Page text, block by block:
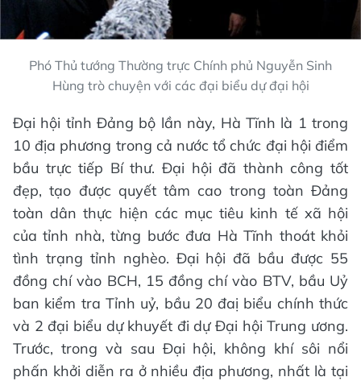
Phó Thủ tướng Thường trực Chính phủ Nguyễn Sinh
Hùng trò chuyện với các đại biểu dự đại hội
Đại hội tỉnh Đảng bộ lần này, Hà Tĩnh là 1 trong
10 địa phương trong cả nước tổ chức đại hội điểm
bầu trực tiếp Bí thư. Đại hội đã thành công tốt
đẹp, tạo được quyết tâm cao trong toàn Đảng
toàn dân thực hiện các mục tiêu kinh tế xã hội
của tỉnh nhà, từng bước đưa Hà Tĩnh thoát khỏi
tình trạng tỉnh nghèo. Đại hội đã bầu được 55
đồng chí vào BCH, 15 đồng chí vào BTV, bầu Uỷ
ban kiểm tra Tỉnh uỷ, bầu 20 đaị biểu chính thức
và 2 đại biểu dự khuyết đi dự Đại hội Trung ương.
Trước, trong và sau Đại hội, không khí sôi nổi
phấn khởi diễn ra ở nhiều địa phương, nhất là tại